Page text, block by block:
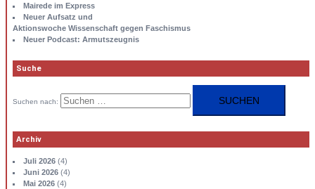
Mairede im Express
Neuer Aufsatz und
Aktionswoche Wissenschaft gegen Faschismus
Neuer Podcast: Armutszeugnis
Suche
Suchen nach:
Archiv
Juli 2026(4)
Juni 2026(4)
Mai 2026(4)